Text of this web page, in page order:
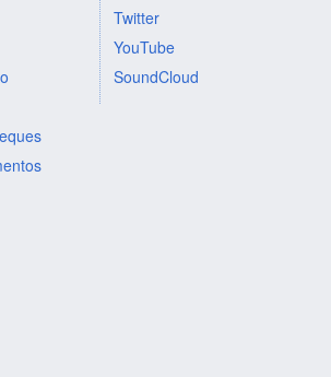
Twitter
YouTube
SoundCloud